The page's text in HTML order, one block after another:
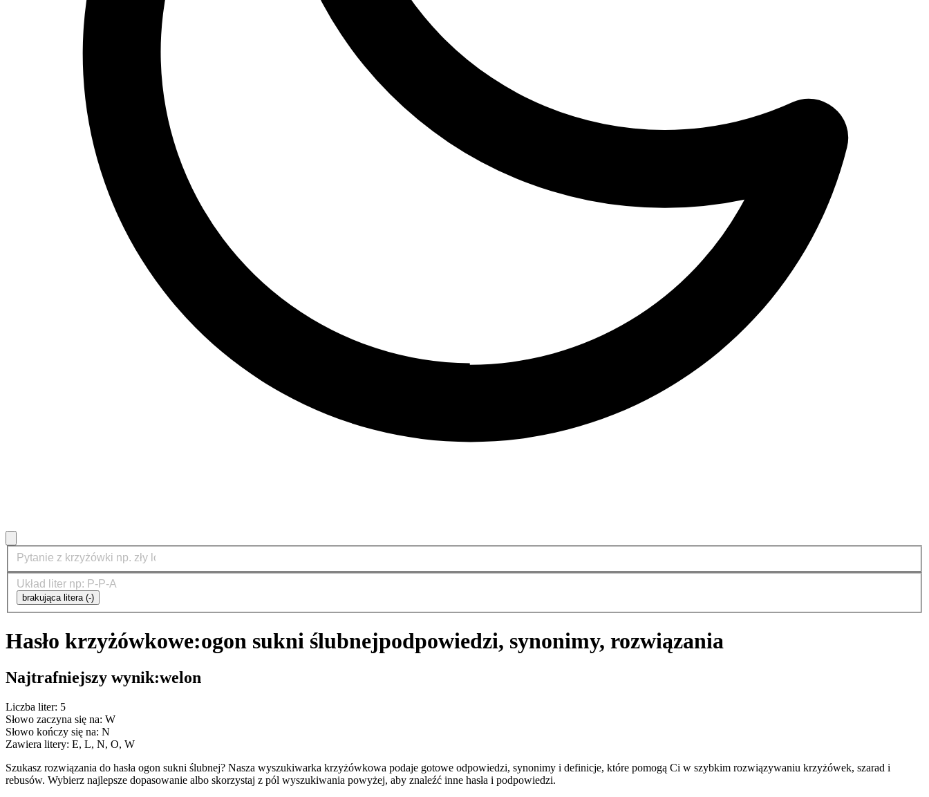
brakująca litera (-)
Hasło krzyżówkowe:ogon sukni ślubnejpodpowiedzi, synonimy, rozwiązania
Najtrafniejszy wynik:welon
Liczba liter: 5
Słowo zaczyna się na: W
Słowo kończy się na: N
Zawiera litery: E, L, N, O, W
Szukasz rozwiązania do hasła ogon sukni ślubnej? Nasza wyszukiwarka krzyżówkowa podaje gotowe odpowiedzi, synonimy i definicje, które pomogą Ci w szybkim rozwiązywaniu krzyżówek, szarad i
rebusów. Wybierz najlepsze dopasowanie albo skorzystaj z pól wyszukiwania powyżej, aby znaleźć inne hasła i podpowiedzi.